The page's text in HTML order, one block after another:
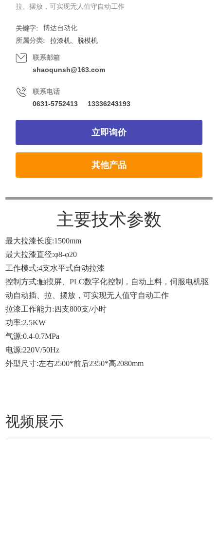
拉、摆放，可实现无人值守自动工作
关键字:
博达自动化
所属分类:
拉漆机、脱模机
联系邮箱
shaoqunsh@163.com
联系电话
0631-5752413
13336243193
立即询价
其他产品
主要技术参数
最大拉漆长度:1500mm
最大拉漆直径:φ8-φ20
工作模式:4支水平式自动拉漆
控制方式:触摸屏、PLC数字化控制，自动上料，伺服电机驱
动自动插、拉、摆放，可实现无人值守自动工作
拉漆工作能力:四支800支/小时
功率:2.5KW
气源:0.4-0.7MPa
电源:220V/50Hz
外型尺寸:左右2500*前后2350*高2080mm
视频展示